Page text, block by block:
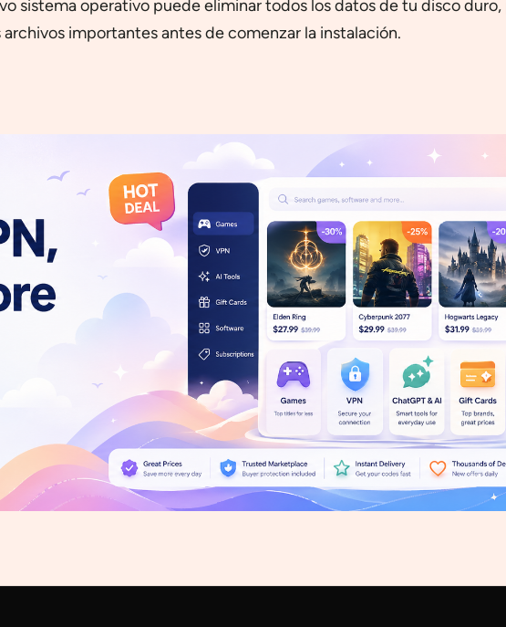
sistema operativo puede eliminar todos los datos de tu disco
importantes antes de comenzar la instalación.